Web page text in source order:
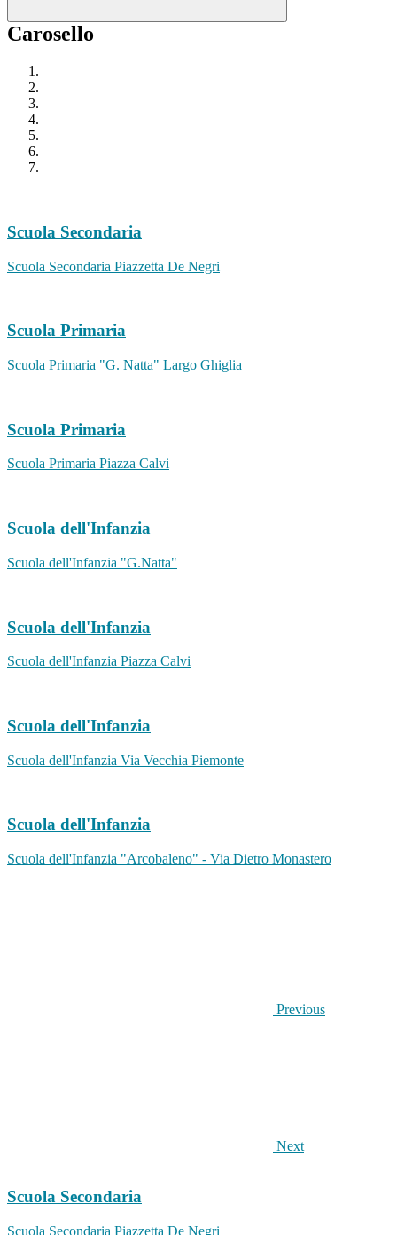
Carosello
Scuola Secondaria
Scuola Secondaria Piazzetta De Negri
Scuola Primaria
Scuola Primaria "G. Natta" Largo Ghiglia
Scuola Primaria
Scuola Primaria Piazza Calvi
Scuola dell'Infanzia
Scuola dell'Infanzia "G.Natta"
Scuola dell'Infanzia
Scuola dell'Infanzia Piazza Calvi
Scuola dell'Infanzia
Scuola dell'Infanzia Via Vecchia Piemonte
Scuola dell'Infanzia
Scuola dell'Infanzia "Arcobaleno" - Via Dietro Monastero
Previous
Next
Scuola Secondaria
Scuola Secondaria Piazzetta De Negri